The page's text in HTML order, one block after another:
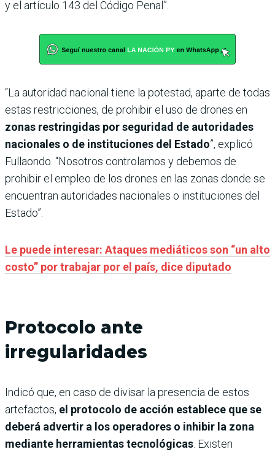
y el artículo 143 del Código Penal”.
“La autoridad nacional tiene la potestad, aparte de todas
estas restricciones, de prohibir el uso de drones en
zonas restringidas por seguridad de autoridades
nacionales o de instituciones del Estado”, explicó
Fullaondo. “Nosotros controlamos y debemos de
prohibir el empleo de los drones en las zonas donde se
encuentran autoridades nacionales o instituciones del
Estado”.
Le puede interesar: Ataques mediáticos son “un alto
costo” por trabajar por el país, dice diputado
Protocolo ante
irregularidades
Indicó que, en caso de divisar la presencia de estos
artefactos, el protocolo de acción establece que se
deberá advertir a los operadores o inhibir la zona
mediante herramientas tecnológicas . Existen